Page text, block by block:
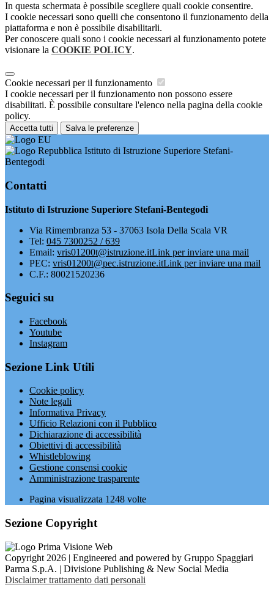
In questa schermata è possibile scegliere quali cookie consentire.
I cookie necessari sono quelli che consentono il funzionamento della
piattaforma e non è possibile disabilitarli.
Per conoscere quali sono i cookie necessari al funzionamento potete
visionare la COOKIE POLICY.
Cookie necessari per il funzionamento
I cookie necessari per il funzionamento non possono essere
disabilitati. È possibile consultare l'elenco nella pagina della cookie
policy.
Accetta tutti Salva le preferenze
Istituto di Istruzione Superiore Stefani-
Bentegodi
Contatti
Istituto di Istruzione Superiore Stefani-Bentegodi
Via Rimembranza 53 - 37063 Isola Della Scala VR
Tel: 045 7300252 / 639
Email: vris01200t@istruzione.itLink per inviare una mail
PEC: vris01200t@pec.istruzione.itLink per inviare una mail
C.F.: 80021520236
Seguici su
Facebook
Youtube
Instagram
Sezione Link Utili
Cookie policy
Note legali
Informativa Privacy
Ufficio Relazioni con il Pubblico
Dichiarazione di accessibilità
Obiettivi di accessibilità
Whistleblowing
Gestione consensi cookie
Amministrazione trasparente
Pagina visualizzata 1248 volte
Sezione Copyright
Copyright 2026 | Engineered and powered by Gruppo Spaggiari
Parma S.p.A. | Divisione Publishing & New Social Media
Disclaimer trattamento dati personali